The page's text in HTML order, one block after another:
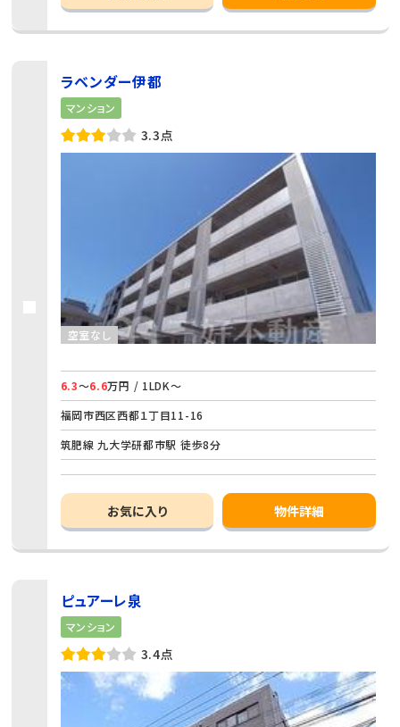
ラベンダー伊都
マンション
3.3点
空室なし
6.3～6.6万円 / 1LDK～
福岡市西区西都１丁目11-16
筑肥線 九大学研都市駅 徒歩8分
お気に入り 物件詳細
ピュアーレ泉
マンション
3.4点